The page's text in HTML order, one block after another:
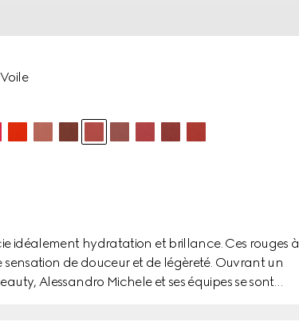
idéalement hydratation et brillance. Ces rouges à
de douceur et de légèreté. Ouvrant un
Alessandro Michele et ses équipes se sont